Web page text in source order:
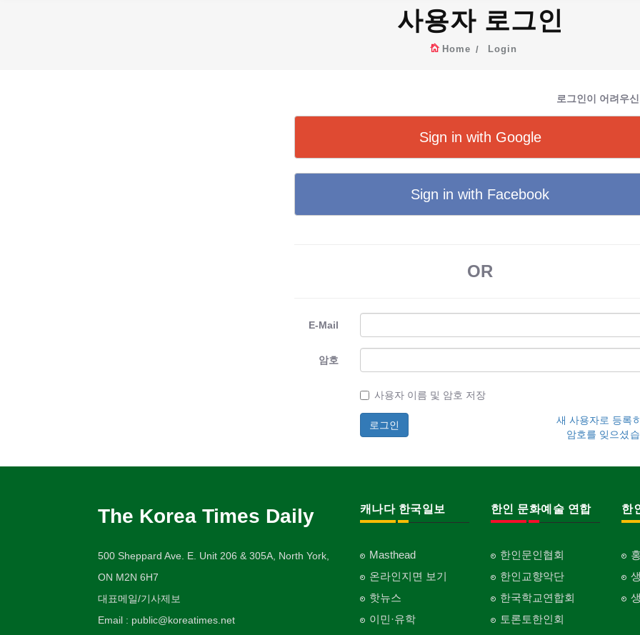
사용자 로그인
Home Login
로그인이 어려우
Sign in with Google
Sign in with Facebook
OR
E-Mail
암호
사용자 이름 및 암호 저장
새 사용자로 등록
암호를 잊으셨
The Korea Times Daily
500 Sheppard Ave. E. Unit 206 & 305A, North York,
ON M2N 6H7
대표메일/기사제보
Email : public@koreatimes.net
캐나다 한국일보
Masthead
온라인지면 보기
핫뉴스
이민·유학
한인 문화예술 연합
한인문인협회
한인교향악단
한국학교연합회
토론토한인회
한